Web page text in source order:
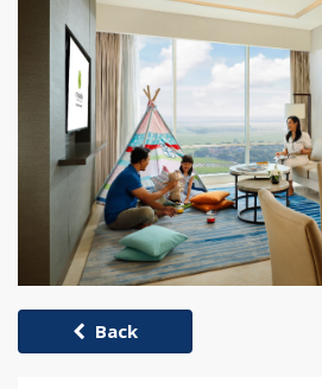
Back